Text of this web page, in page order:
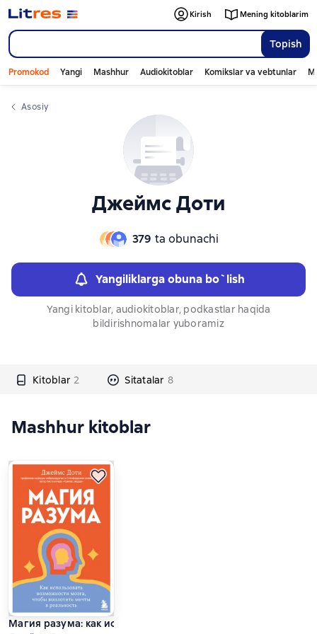
Topish
Kirish Mening kitoblarim
Promokod Yangi Mashhur Audiokitoblar Komikslar va vebtunlar
Asosiy
Джеймс Доти
379 ta obunachi
Yangiliklarga obuna bo`lish
Yangi kitoblar, audiokitoblar, podkastlar haqida
bildirishnomalar yuboramiz
Kitoblar 2 Sitatalar 8
Слайдер с книгами
Mashhur kitoblar
Магия разума: как использовать возможности мозга, чтобы
Слайдер с книгами